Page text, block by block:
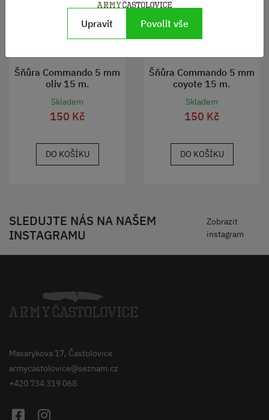
Šňůra Commando 5 mm
oliv 15 m.
Skladem
150 Kč
DO KOŠÍKU
Šňůra Commando 5 mm
coyote 15 m.
Skladem
150 Kč
DO KOŠÍKU
SLEDUJTE NÁS NA NAŠEM
INSTAGRAMU
Zobrazit
instagram
Masarykova 17, Častolovice
armycastolovice@seznam.cz
+420 734 319 068
Upravit Povolit vše